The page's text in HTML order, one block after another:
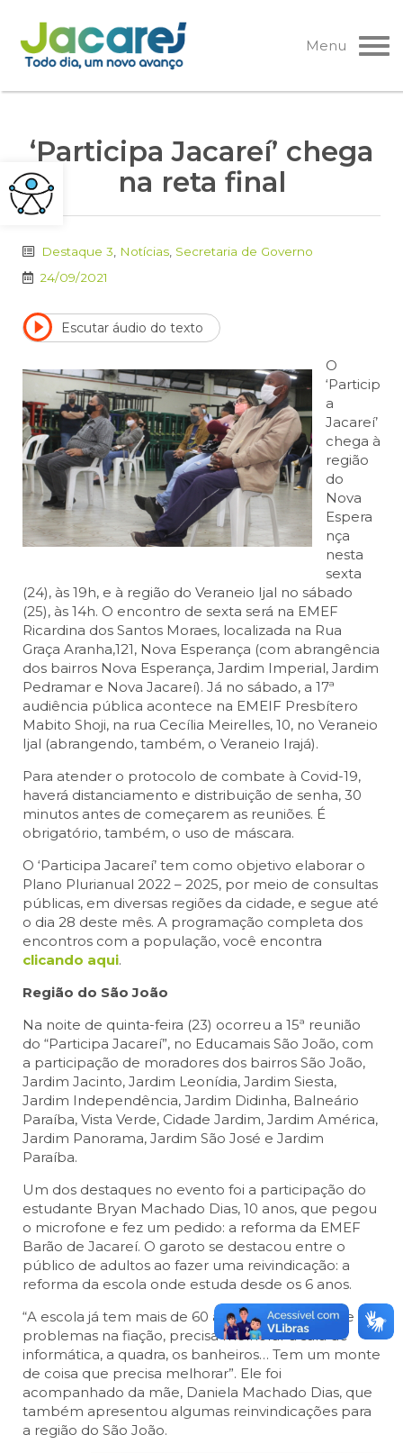
Pular
para
o
Menu
‘Participa Jacareí’ chega
na reta final
Destaque 3 Notícias Secretaria de Governo
24/09/2021
Escutar áudio do texto
O
‘Particip
a
Jacareí’
chega à
região
do
Nova
Espera
nça
nesta
sexta
(24), às 19h, e à região do Veraneio Ijal no sábado
(25), às 14h. O encontro de sexta será na EMEF
Ricardina dos Santos Moraes, localizada na Rua
Graça Aranha,121, Nova Esperança (com abrangência
dos bairros Nova Esperança, Jardim Imperial, Jardim
Pedramar e Nova Jacareí). Já no sábado, a 17ª
audiência pública acontece na EMEIF Presbítero
Mabito Shoji, na rua Cecília Meirelles, 10, no Veraneio
Ijal (abrangendo, também, o Veraneio Irajá).
Para atender o protocolo de combate à Covid-19,
haverá distanciamento e distribuição de senha, 30
minutos antes de começarem as reuniões. É
obrigatório, também, o uso de máscara.
O ‘Participa Jacareí’ tem como objetivo elaborar o
Plano Plurianual 2022 – 2025, por meio de consultas
públicas, em diversas regiões da cidade, e segue até
o dia 28 deste mês. A programação completa dos
encontros com a população, você encontra
clicando aqui.
Região do São João
Na noite de quinta-feira (23) ocorreu a 15ª reunião
do “Participa Jacareí”, no Educamais São João, com
a participação de moradores dos bairros São João,
Jardim Jacinto, Jardim Leonídia, Jardim Siesta,
Jardim Independência, Jardim Didinha, Balneário
Paraíba, Vista Verde, Cidade Jardim, Jardim América,
Jardim Panorama, Jardim São José e Jardim
Paraíba.
Um dos destaques no evento foi a participação do
estudante Bryan Machado Dias, 10 anos, que pegou
o microfone e fez um pedido: a reforma da EMEF
Barão de Jacareí. O garoto se destacou entre o
público de adultos ao fazer uma reivindicação: a
reforma da escola onde estuda desde os 6 anos.
“A escola já tem mais de 60 anos. E está cheia de
problemas na fiação, precisa melhorar a sala de
informática, a quadra, os banheiros… Tem um monte
de coisa que precisa melhorar”. Ele foi
acompanhado da mãe, Daniela Machado Dias, que
também apresentou algumas reinvindicações para
a região do São João.